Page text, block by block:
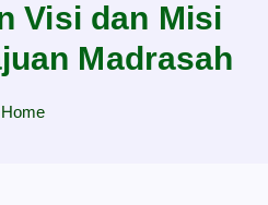
Visi dan Misi
Madrasah
Home